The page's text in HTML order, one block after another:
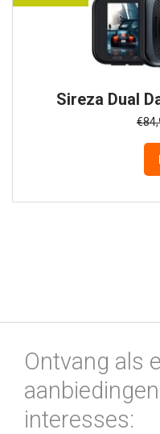
Sireza Dual
Ontvang als
interesses: